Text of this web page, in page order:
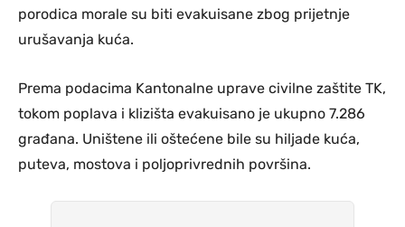
porodica morale su biti evakuisane zbog prijetnje
urušavanja kuća.
Prema podacima Kantonalne uprave civilne zaštite TK,
tokom poplava i klizišta evakuisano je ukupno 7.286
građana. Uništene ili oštećene bile su hiljade kuća,
puteva, mostova i poljoprivrednih površina.